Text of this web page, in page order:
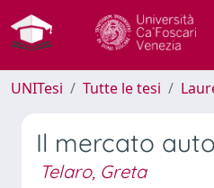
UNITesi Tutte le tesi
Il mercato
Telaro, Greta